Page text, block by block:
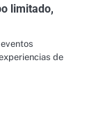
limitado,
de